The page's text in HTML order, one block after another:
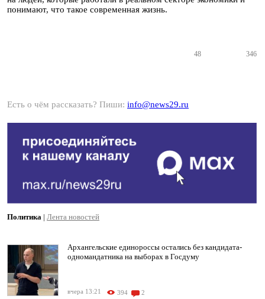
понимают, что такое современная жизнь.
48 346
Есть о чём рассказать? Пиши: info@news29.ru
Политика | Лента новостей
Архангельские единороссы остались без кандидата-
одномандатника на выборах в Госдуму
вчера 13:21 394 2